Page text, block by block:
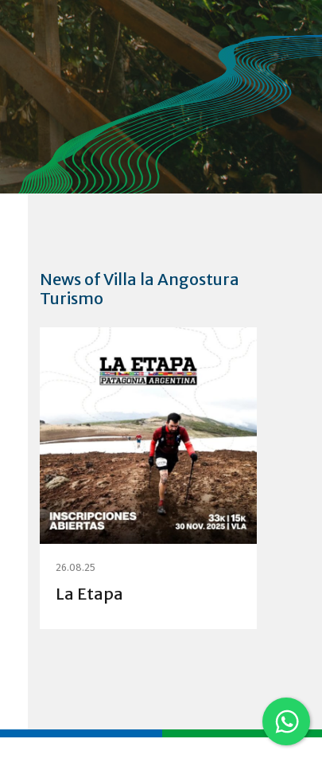
News of Villa la Angostura
Turismo
26.08.25
La Etapa